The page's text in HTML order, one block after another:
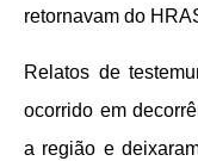
retornavam do
Relatos de
ocorrido em
a região e